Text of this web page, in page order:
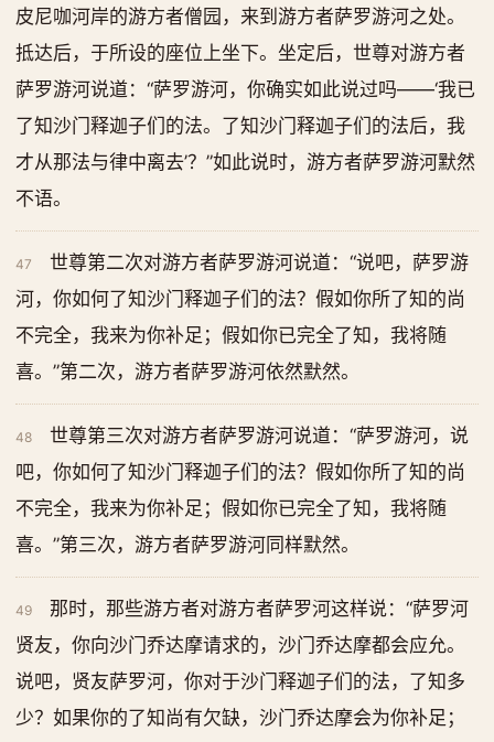
皮尼咖河岸的游方者僧园，来到游方者萨罗游河之处。
抵达后，于所设的座位上坐下。坐定后，世尊对游方者
萨罗游河说道：“萨罗游河，你确实如此说过吗——‘我已
了知沙门释迦子们的法。了知沙门释迦子们的法后，我
才从那法与律中离去’？”如此说时，游方者萨罗游河默然
不语。
47
世尊第二次对游方者萨罗游河说道：“说吧，萨罗游
河，你如何了知沙门释迦子们的法？假如你所了知的尚
不完全，我来为你补足；假如你已完全了知，我将随
喜。”第二次，游方者萨罗游河依然默然。
48
世尊第三次对游方者萨罗游河说道：“萨罗游河，说
吧，你如何了知沙门释迦子们的法？假如你所了知的尚
不完全，我来为你补足；假如你已完全了知，我将随
喜。”第三次，游方者萨罗游河同样默然。
49
那时，那些游方者对游方者萨罗河这样说：“萨罗河
贤友，你向沙门乔达摩请求的，沙门乔达摩都会应允。
说吧，贤友萨罗河，你对于沙门释迦子们的法，了知多
少？如果你的了知尚有欠缺，沙门乔达摩会为你补足；